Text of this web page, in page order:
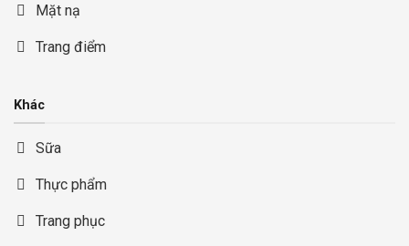
Mặt nạ
Trang điểm
Khác
Sữa
Thực phẩm
Trang phục